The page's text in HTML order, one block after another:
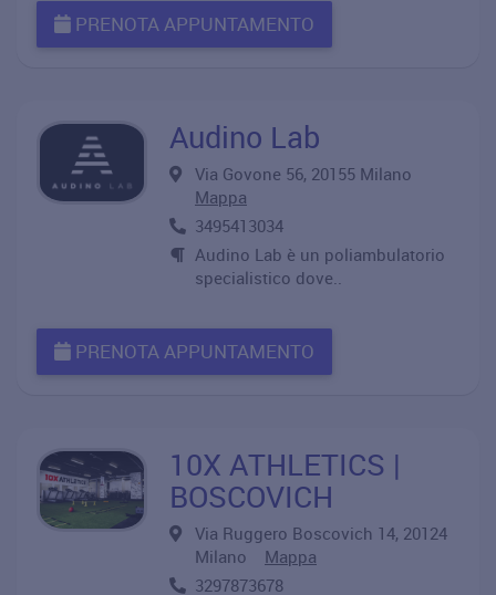
PRENOTA APPUNTAMENTO
Audino Lab
Via Govone 56, 20155 Milano
Mappa
3495413034
Audino Lab è un poliambulatorio
specialistico dove..
PRENOTA APPUNTAMENTO
10X ATHLETICS |
BOSCOVICH
Via Ruggero Boscovich 14, 20124
Milano Mappa
3297873678